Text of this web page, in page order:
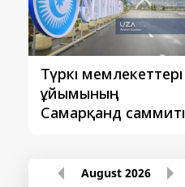
Түркі мемлекеттері
ұйымының
Самарқанд саммиті
August 2026